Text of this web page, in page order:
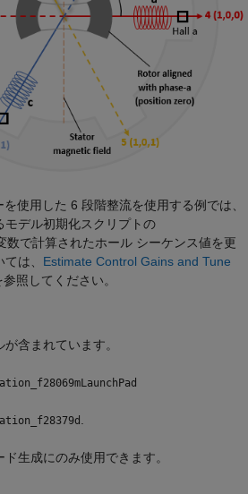
使用した 6 段階整流を使用する例では、
モデル初期化スクリプトの
数で計算されたホール シーケンス値を更
は、 Estimate Control Gains and Tune
参照してください。
含まれています。
生成にのみ使用できます。